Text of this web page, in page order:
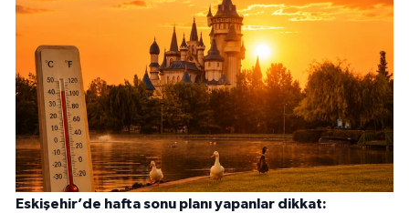
Eskişehir’de hafta sonu planı yapanlar dikkat: